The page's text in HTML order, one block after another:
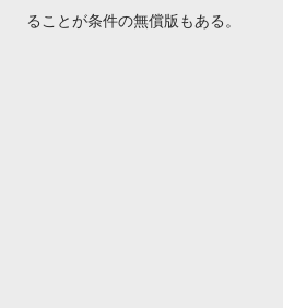
ることが条件の無償版もある。